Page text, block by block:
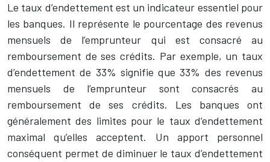
Le taux d’endettement est un indicateur essentiel pour
les banques. Il représente le pourcentage des revenus
mensuels de l’emprunteur qui est consacré au
remboursement de ses crédits. Par exemple, un taux
d’endettement de 33% signifie que 33% des revenus
mensuels de l’emprunteur sont consacrés au
remboursement de ses crédits. Les banques ont
généralement des limites pour le taux d’endettement
maximal qu’elles acceptent. Un apport personnel
conséquent permet de diminuer le taux d’endettement